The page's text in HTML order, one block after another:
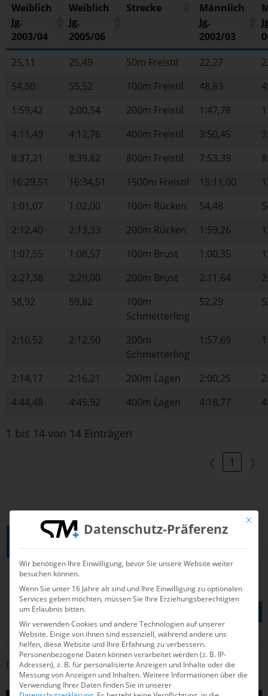
Weiblich
Jg.
2003/04
Weiblich
Jg.
2005/06
Strecke
Männlich
Jg.
2002/03
25,11
25,49 50m Freistil 22,27
54,80
55,52 100m Freistil 48,83
1:59,42
2:00,54 200m Freistil 1:47,78
4:11,49
4:12,76 400m Freistil 3:50,45
8:37,21
8:39,82 800m Freistil 7:53,39
16:29,51
16:34,51 1500m Freistil 15:11,00
1:01,07
1:02,00 100m Rücken 54,48
2:12,40
2:13,33 200m Rücken 1:59,26
1:07,55
1:08,57 100m Brust 1:00,35
2:27,38
2:29,00 200m Brust 2:11,64
58,92
59,82
100m
Schmetterling
52,29
2:10,52 2:12,50
200m
Schmetterling
1:57,69
2:14,17 2:16,21 200m Lagen 2:00,25
4:44,48
4:45,92 400m Lagen 4:18,77
1 bis 14 von 14 Einträgen
1
DSV-NOMINIERUNGSRICHTLINIEN
TEILEN AUF
DAS KÖNNTE DICH AUCH INTERRESSIEREN
Mit
Datenschutz-Präferenz
Wir benötigen Ihre Einwilligung, bevor Sie unsere Website weiter
besuchen können.
Wenn Sie unter 16 Jahre alt sind und Ihre Einwilligung zu optionalen
Services geben möchten, müssen Sie Ihre Erziehungsberechtigten
um Erlaubnis bitten.
Wir verwenden Cookies und andere Technologien auf unserer
Website. Einige von ihnen sind essenziell, während andere uns
helfen, diese Website und Ihre Erfahrung zu verbessern.
Personenbezogene Daten können verarbeitet werden (z. B. IP-
Adressen), z. B. für personalisierte Anzeigen und Inhalte oder die
Messung von Anzeigen und Inhalten.Weitere Informationen über die
Verwendung Ihrer Daten finden Sie in unserer